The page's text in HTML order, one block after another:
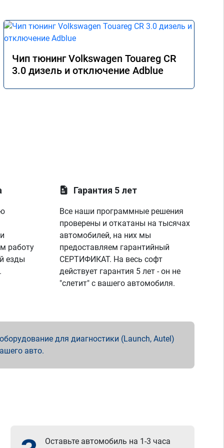
Процветания вашей компании.
Чип тюнинг Volkswagen Touareg CR
3.0 дизель и отключение Adblue
работу
езды
Гарантия 5 лет
Все наши программные решения
проверены и откатаны на тысячах
автомобилей, на них мы
предоставляем гарантийный
СЕРТИФИКАТ. На весь софт
действует гарантия 5 лет - он не
"слетит" с вашего автомобиля.
для диагностики (Launch, Autel)
авто.
Оставьте автомобиль на 1-3 часа